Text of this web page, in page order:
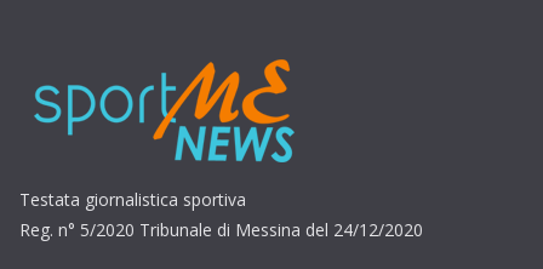
Testata giornalistica sportiva
Reg. n° 5/2020 Tribunale di Messina del 24/12/2020